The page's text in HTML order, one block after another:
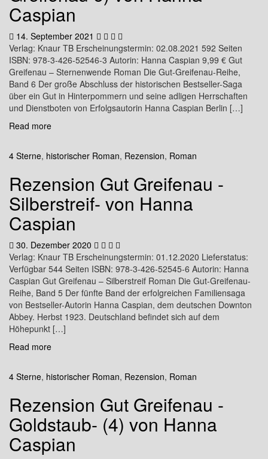
Caspian
14. September 2021
Verlag: Knaur TB Erscheinungstermin: 02.08.2021 592 Seiten
ISBN: 978-3-426-52546-3 Autorin: Hanna Caspian 9,99 € Gut
Greifenau – Sternenwende Roman Die Gut-Greifenau-Reihe,
Band 6 Der große Abschluss der historischen Bestseller-Saga
über ein Gut in Hinterpommern und seine adligen Herrschaften
und Dienstboten von Erfolgsautorin Hanna Caspian Berlin […]
Read more
4 Sterne, historischer Roman, Rezension, Roman
Rezension Gut Greifenau -
Silberstreif- von Hanna
Caspian
30. Dezember 2020
Verlag: Knaur TB Erscheinungstermin: 01.12.2020 Lieferstatus:
Verfügbar 544 Seiten ISBN: 978-3-426-52545-6 Autorin: Hanna
Caspian Gut Greifenau – Silberstreif Roman Die Gut-Greifenau-
Reihe, Band 5 Der fünfte Band der erfolgreichen Familiensaga
von Bestseller-Autorin Hanna Caspian, dem deutschen Downton
Abbey. Herbst 1923. Deutschland befindet sich auf dem
Höhepunkt […]
Read more
4 Sterne, historischer Roman, Rezension, Roman
Rezension Gut Greifenau -
Goldstaub- (4) von Hanna
Caspian